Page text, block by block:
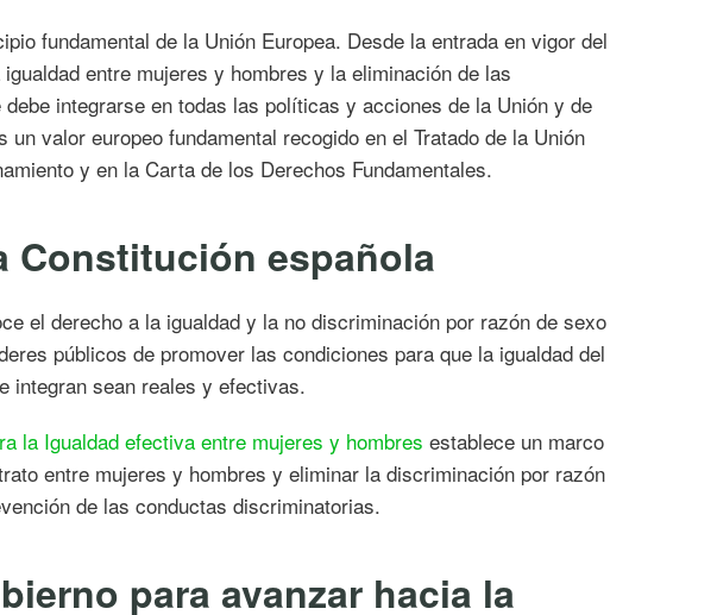
fundamental de la Unión Europea. Desde la entrada en vigor del
entre mujeres y hombres y la eliminación de las
integrarse en todas las políticas y acciones de la Unión y de
valor europeo fundamental recogido en el Tratado de la Unión
y en la Carta de los Derechos Fundamentales.
Constitución española
el derecho a la igualdad y la no discriminación por razón de sexo
públicos de promover las condiciones para que la igualdad del
integran sean reales y efectivas.
la Igualdad efectiva entre mujeres y hombres establece un marco
entre mujeres y hombres y eliminar la discriminación por razón
de las conductas discriminatorias.
para avanzar hacia la